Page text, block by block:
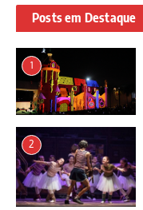
Posts em Destaque
1
2